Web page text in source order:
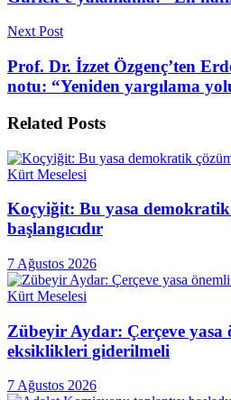
Next Post
Prof. Dr. İzzet Özgenç’ten
notu: “Yeniden yargılama
Related Posts
Kürt Meselesi
Koçyiğit: Bu yasa
başlangıcıdır
7 Ağustos 2026
Kürt Meselesi
Zübeyir Aydar: Çerçeve yasa
eksiklikleri giderilmeli
7 Ağustos 2026